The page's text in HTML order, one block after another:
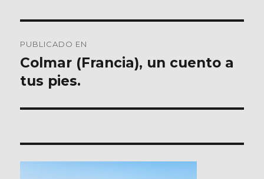
de
entradas
PUBLICADO EN
Colmar (Francia), un cuento a
tus pies.